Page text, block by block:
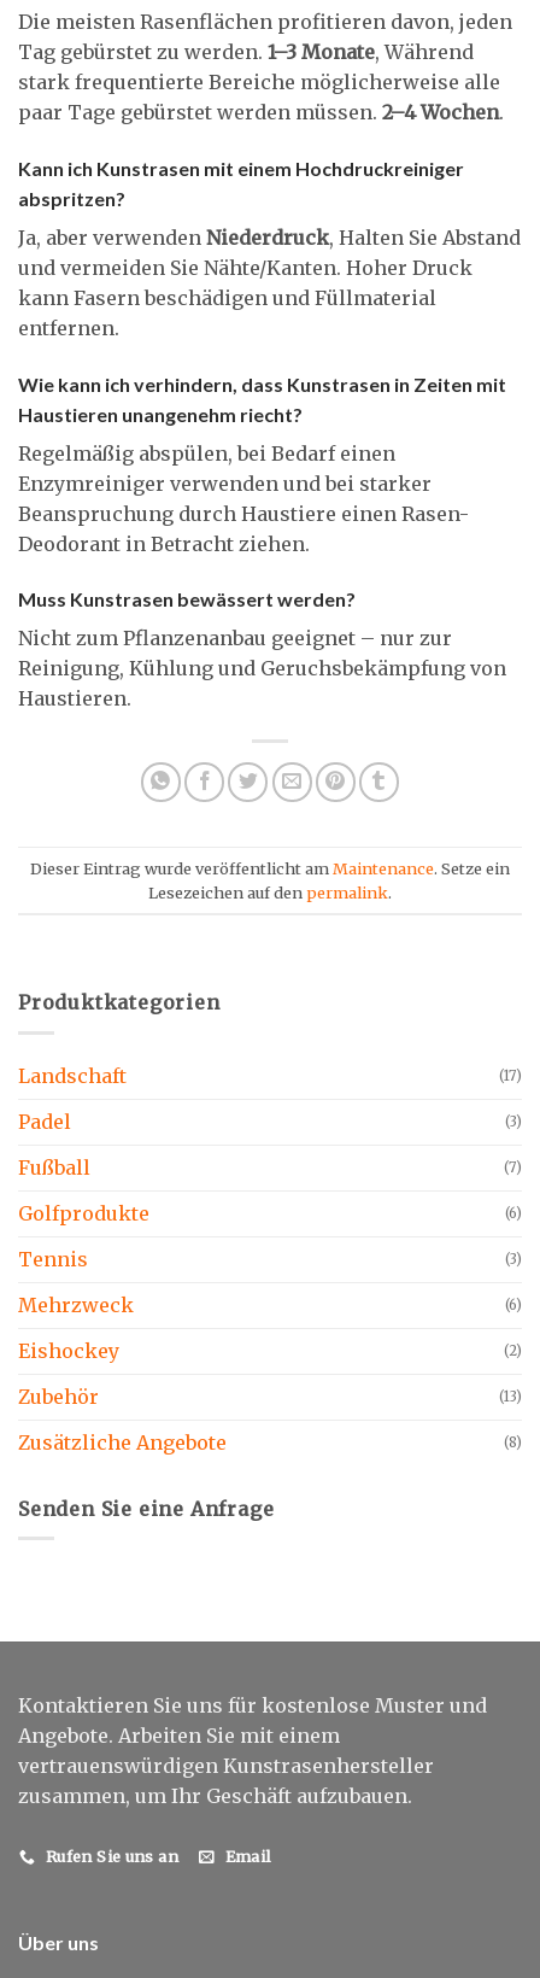
Die meisten Rasenflächen profitieren davon, jeden
Tag gebürstet zu werden. 1–3 Monate, Während
stark frequentierte Bereiche möglicherweise alle
paar Tage gebürstet werden müssen. 2–4 Wochen.
Kann ich Kunstrasen mit einem Hochdruckreiniger
abspritzen?
Ja, aber verwenden Niederdruck, Halten Sie Abstand
und vermeiden Sie Nähte/Kanten. Hoher Druck
kann Fasern beschädigen und Füllmaterial
entfernen.
Wie kann ich verhindern, dass Kunstrasen in Zeiten mit
Haustieren unangenehm riecht?
Regelmäßig abspülen, bei Bedarf einen
Enzymreiniger verwenden und bei starker
Beanspruchung durch Haustiere einen Rasen-
Deodorant in Betracht ziehen.
Muss Kunstrasen bewässert werden?
Nicht zum Pflanzenanbau geeignet – nur zur
Reinigung, Kühlung und Geruchsbekämpfung von
Haustieren.
Dieser Eintrag wurde veröffentlicht amMaintenance. Setze ein
Lesezeichen auf denpermalink.
Produktkategorien
Landschaft (17)
Padel (3)
Fußball (7)
Golfprodukte (6)
Tennis (3)
Mehrzweck (6)
Eishockey (2)
Zubehör (13)
Zusätzliche Angebote (8)
Senden Sie eine Anfrage
Kontaktieren Sie uns für kostenlose Muster und
Angebote. Arbeiten Sie mit einem
vertrauenswürdigen Kunstrasenhersteller
zusammen, um Ihr Geschäft aufzubauen.
Rufen Sie uns an Email
Über uns